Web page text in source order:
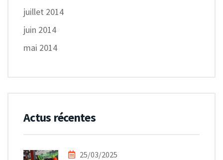
juillet 2014
juin 2014
mai 2014
Actus récentes
25/03/2025